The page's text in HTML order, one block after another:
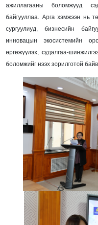
ажиллагааны боломжууд
байгууллаа. Арга хэмжээн нь
сургуулиуд, бизнесийн
инновацын экосистемийн
өргөжүүлэх, судалгаа-
боломжийг нээх зорилготой